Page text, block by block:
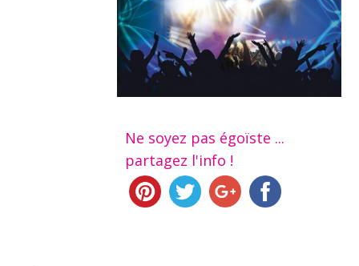
Ne soyez pas égoïste ...
partagez l'info !